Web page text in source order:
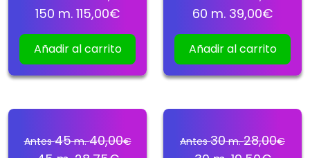
150 m. 115,00€
Añadir al carrito
60 m. 39,00€
Añadir al carrito
Antes45m.40,00€ Antes30m.28,00€